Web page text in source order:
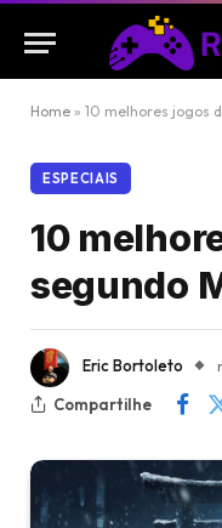
Home » 10 melhores jogos
ESPECIAIS
10
segundo
Eric Bortoleto
Compartilhe